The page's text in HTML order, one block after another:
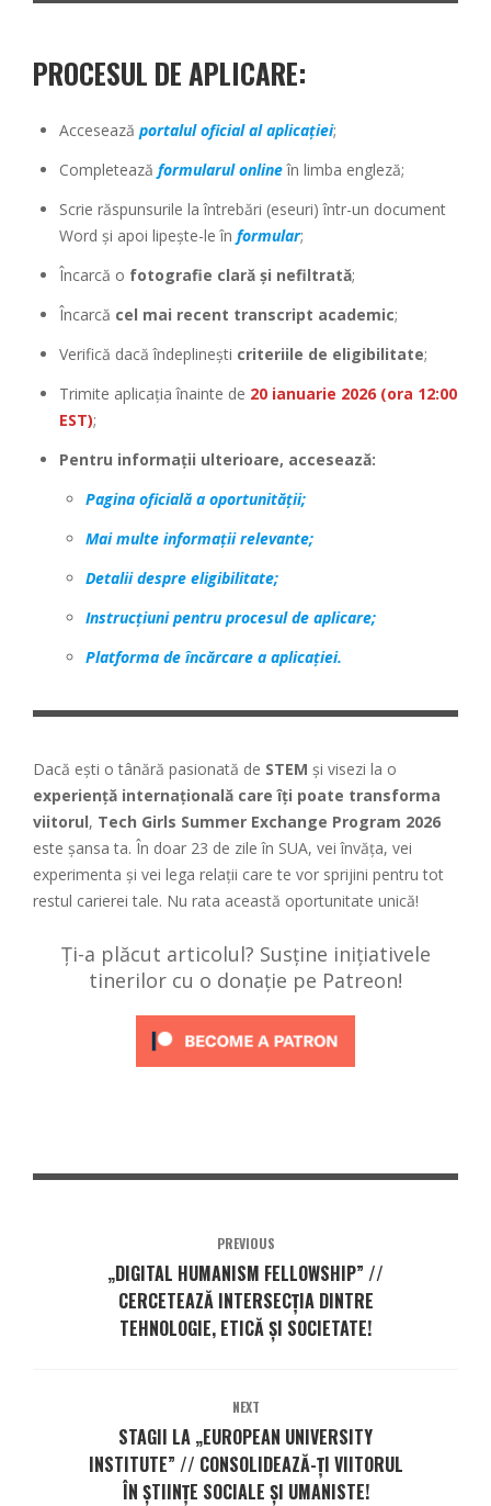
PROCESUL DE APLICARE:
Accesează portalul oficial al aplicației;
Completează formularul online în limba engleză;
Scrie răspunsurile la întrebări (eseuri) într-un document
Word și apoi lipește-le în formular;
Încarcă o fotografie clară și nefiltrată;
Încarcă cel mai recent transcript academic;
Verifică dacă îndeplinești criteriile de eligibilitate;
Trimite aplicația înainte de 20 ianuarie 2026 (ora 12:00
EST);
Pentru informații ulterioare, accesează:
Pagina oficială a oportunității;
Mai multe informații relevante;
Detalii despre eligibilitate;
Instrucțiuni pentru procesul de aplicare;
Platforma de încărcare a aplicației.
Dacă ești o tânără pasionată de STEM și visezi la o
experiență internațională care îți poate transforma
viitorul, Tech Girls Summer Exchange Program 2026
este șansa ta. În doar 23 de zile în SUA, vei învăța, vei
experimenta și vei lega relații care te vor sprijini pentru tot
restul carierei tale. Nu rata această oportunitate unică!
Ți-a plăcut articolul? Susține inițiativele
tinerilor cu o donație pe Patreon!
PREVIOUS
„DIGITAL HUMANISM FELLOWSHIP” //
CERCETEAZĂ INTERSECȚIA DINTRE
TEHNOLOGIE, ETICĂ ȘI SOCIETATE!
NEXT
STAGII LA „EUROPEAN UNIVERSITY
INSTITUTE” // CONSOLIDEAZĂ-ȚI VIITORUL
ÎN ȘTIINȚE SOCIALE ȘI UMANISTE!